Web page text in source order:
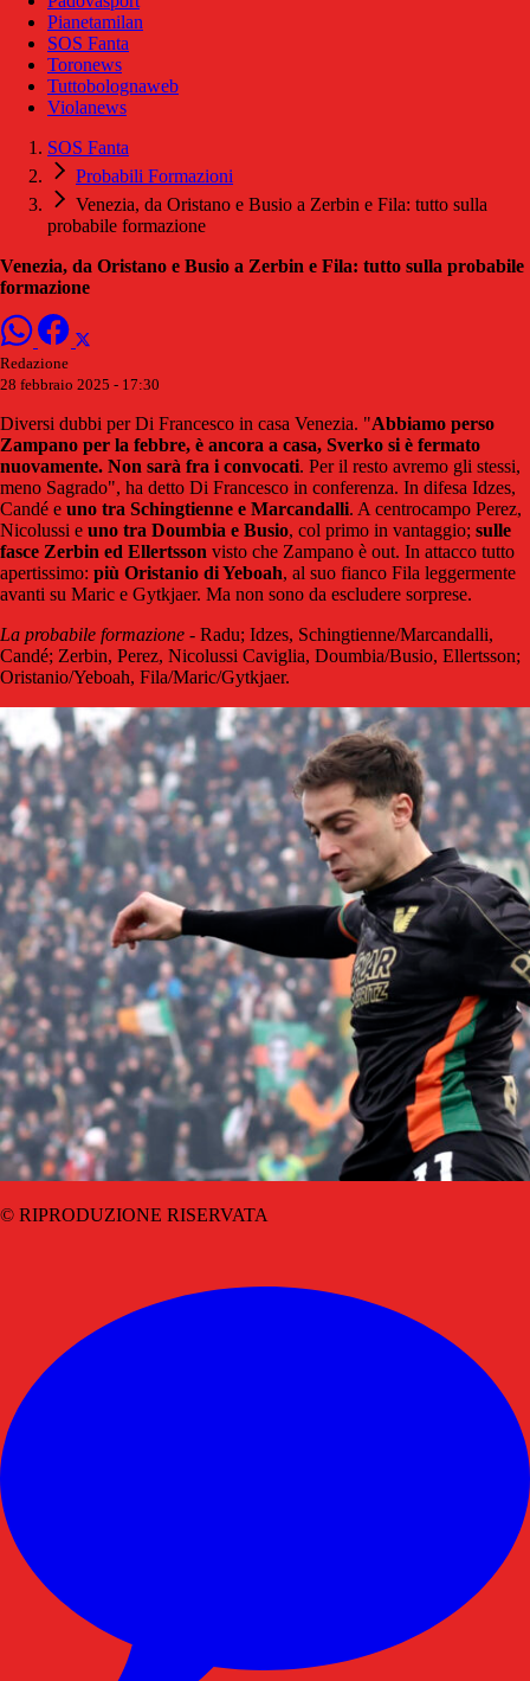
Pianetamilan
SOS Fanta
Toronews
Tuttobolognaweb
Violanews
SOS Fanta
Probabili Formazioni
Venezia, da Oristano e Busio a Zerbin e Fila: tutto sulla
probabile formazione
Venezia, da Oristano e Busio a Zerbin e Fila: tutto sulla probabile
formazione
Redazione
28 febbraio 2025 - 17:30
Diversi dubbi per Di Francesco in casa Venezia. "Abbiamo perso
Zampano per la febbre, è ancora a casa, Sverko si è fermato
nuovamente. Non sarà fra i convocati. Per il resto avremo gli stessi,
meno Sagrado", ha detto Di Francesco in conferenza. In difesa Idzes,
Candé e uno tra Schingtienne e Marcandalli. A centrocampo Perez,
Nicolussi e uno tra Doumbia e Busio, col primo in vantaggio; sulle
fasce Zerbin ed Ellertsson visto che Zampano è out. In attacco tutto
apertissimo: più Oristanio di Yeboah, al suo fianco Fila leggermente
avanti su Maric e Gytkjaer. Ma non sono da escludere sorprese.
La probabile formazione - Radu; Idzes, Schingtienne/Marcandalli,
Candé; Zerbin, Perez, Nicolussi Caviglia, Doumbia/Busio, Ellertsson;
Oristanio/Yeboah, Fila/Maric/Gytkjaer.
© RIPRODUZIONE RISERVATA